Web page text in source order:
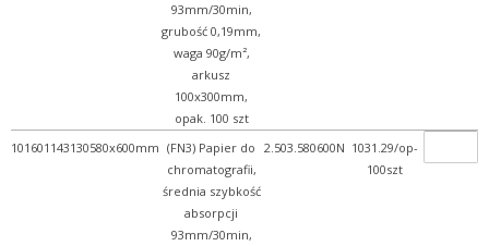
93mm/30min,
grubość 0,19mm,
waga 90g/m²,
arkusz
100x300mm,
opak. 100 szt
101601143130580x600mm (FN3) Papier do
chromatografii,
średnia szybkość
absorpcji
93mm/30min,
2.503.580600N 1031.29/op-
100szt